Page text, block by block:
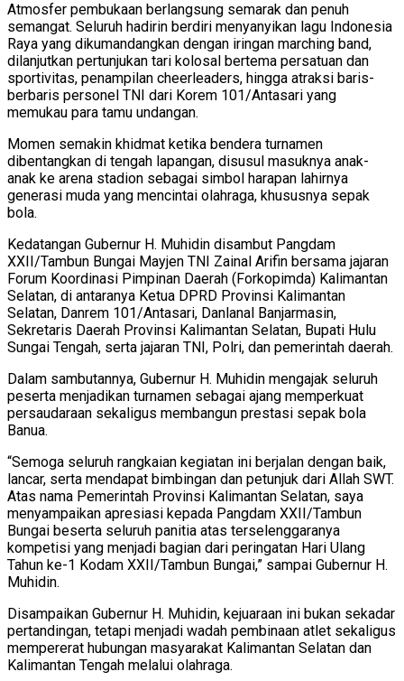
Atmosfer pembukaan berlangsung semarak dan penuh
semangat. Seluruh hadirin berdiri menyanyikan lagu Indonesia
Raya yang dikumandangkan dengan iringan marching band,
dilanjutkan pertunjukan tari kolosal bertema persatuan dan
sportivitas, penampilan cheerleaders, hingga atraksi baris-
berbaris personel TNI dari Korem 101/Antasari yang
memukau para tamu undangan.
Momen semakin khidmat ketika bendera turnamen
dibentangkan di tengah lapangan, disusul masuknya anak-
anak ke arena stadion sebagai simbol harapan lahirnya
generasi muda yang mencintai olahraga, khususnya sepak
bola.
Kedatangan Gubernur H. Muhidin disambut Pangdam
XXII/Tambun Bungai Mayjen TNI Zainal Arifin bersama jajaran
Forum Koordinasi Pimpinan Daerah (Forkopimda) Kalimantan
Selatan, di antaranya Ketua DPRD Provinsi Kalimantan
Selatan, Danrem 101/Antasari, Danlanal Banjarmasin,
Sekretaris Daerah Provinsi Kalimantan Selatan, Bupati Hulu
Sungai Tengah, serta jajaran TNI, Polri, dan pemerintah daerah.
Dalam sambutannya, Gubernur H. Muhidin mengajak seluruh
peserta menjadikan turnamen sebagai ajang memperkuat
persaudaraan sekaligus membangun prestasi sepak bola
Banua.
“Semoga seluruh rangkaian kegiatan ini berjalan dengan baik,
lancar, serta mendapat bimbingan dan petunjuk dari Allah SWT.
Atas nama Pemerintah Provinsi Kalimantan Selatan, saya
menyampaikan apresiasi kepada Pangdam XXII/Tambun
Bungai beserta seluruh panitia atas terselenggaranya
kompetisi yang menjadi bagian dari peringatan Hari Ulang
Tahun ke-1 Kodam XXII/Tambun Bungai,” sampai Gubernur H.
Muhidin.
Disampaikan Gubernur H. Muhidin, kejuaraan ini bukan sekadar
pertandingan, tetapi menjadi wadah pembinaan atlet sekaligus
mempererat hubungan masyarakat Kalimantan Selatan dan
Kalimantan Tengah melalui olahraga.